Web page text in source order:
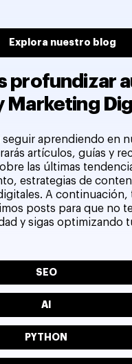
Explora nuestro blog
profundizar
Marketing
seguir aprendiendo en
artículos, guías y
las últimas
estrategias de
A continuación,
posts para que no
y sigas optimizando
SEO
AI
PYTHON